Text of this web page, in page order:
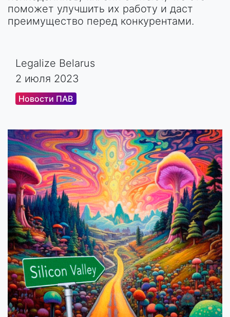
поможет улучшить их работу и даст
преимущество перед конкурентами.
Legalize Belarus
2 июля 2023
Новости ПАВ